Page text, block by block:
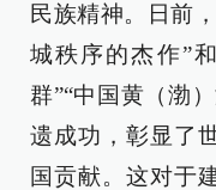
民族精神。日前
城秩序的杰作”
群”“中国黄（渤
遗成功，彰显了
国贡献。这对于